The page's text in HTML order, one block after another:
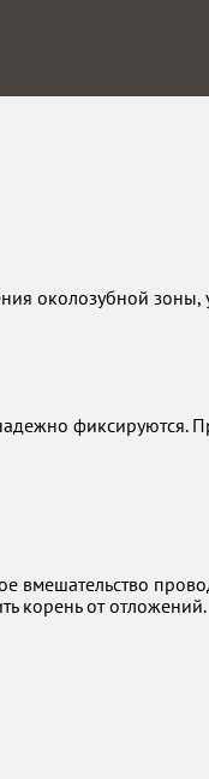
околозубной зоны,
фиксируются.
вмешательство
корень от отложений.